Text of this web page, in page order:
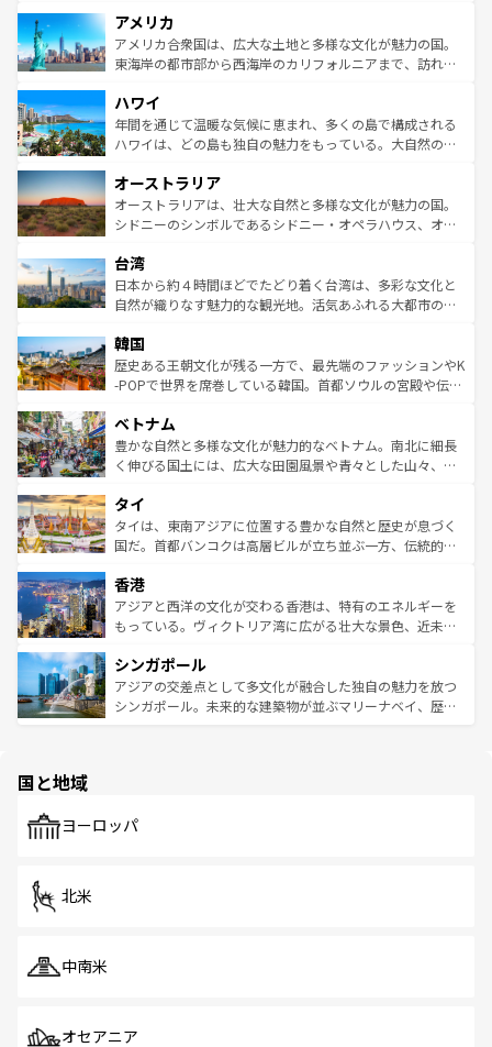
ンツ一覧を参照してほしい。
の建物がそのまま残る町や、スイスならではのユニークな
博物館もあり、アルプス観光だけでなく町歩きも満喫する
ことができる。国民の所得が高いため物価も高いが、旅行
ば市内交通費無料で観光を楽しむこともできる。 なお、新
着のスイス情報はコンテンツ一覧 を参照してほしい。
アメリカ
アメリカ合衆国は、広大な土地と多様な文化が魅力の国。
東海岸の都市部から西海岸のカリフォルニアまで、訪れる
のような巨大都市は、観光、ショッピング、エンターテイ
ンメントが詰まった刺激的なスポットだ。一方、アメリカ
西部には大自然が広がり、グランドキャニオンやイエロー
部のニューオーリンズでは、音楽と美食が融合した独特の
文化が魅力。旅行者はアメリカの各地域で異なる魅力を楽
しみながら、その多様性と豊かな歴史を感じることができ
ならではの贅沢な旅のスタイルだ。 なお、新着のアメリカ
情報はコンテンツ一覧を参照してほしい。
ハワイ
年間を通じて温暖な気候に恵まれ、多くの島で構成される
ハワイは、どの島も独自の魅力をもっている。大自然の神
ワイ島は見逃せない。また、定番の観光地といえばオアフ
島だが、静かな自然を求めるならマウイ島やカウアイ島が
おすすめ。エメラルドグリーンに輝く海をはじめ、豊かな
れるおもてなしの心で訪れる人々を迎えてくれるハワイの
人々、おいしいローカルフードやハワイアンミュージッ
ク、伝統的なフラダンスなど、すべてがハワイの魅力を彩
ワイを、存分に味わってほしい。 なお、新着のハワイ情報
はコンテンツ一覧を参照してほしい。
オーストラリア
オーストラリアは、壮大な自然と多様な文化が魅力の国。
シドニーのシンボルであるシドニー・オペラハウス、オー
リアリーフや大陸中央部にそびえるウルル（エアーズロッ
ク）、タスマニアの美しい原生林やケアンズの熱帯雨林な
ど、見どころがたくさん。また、カフェやワイン、オージ
いる。アクティビティも充実しており、サーフィンやダイ
ビング、ハイキングなど、アウトドア好きにはたまらな
い。オーストラリアの多彩な魅力を存分に味わいつくそ
参照してほしい。
台湾
日本から約４時間ほどでたどり着く台湾は、多彩な文化と
自然が織りなす魅力的な観光地。活気あふれる大都市の台
ン）、静ひつな山岳地帯である台湾東部など、都市の喧騒
と山間の静けさが共存しており、訪れる人に新しい発見と
驚きをもたらしてくれる。また、奥深い台湾の食文化も魅
容にもいいと評判のスイーツなど、バラエティ豊かな料理
が味わえる。 なお、新着の台湾情報は コンテンツ一覧を参
照してほしい。
韓国
歴史ある王朝文化が残る一方で、最先端のファッションやK
-POPで世界を席巻している韓国。首都ソウルの宮殿や伝統
き、地方に足を延ばせば四季折々の自然美を楽しむことが
できる。そして、キムチや焼肉、絶品のストリートフード
まで、さまざまな韓国料理が待っている。夜には、韓国な
リティに包まれながら、韓国の多彩な魅力を心ゆくまで味
わってみてほしい。 なお、新着の韓国情報はコンテンツ一
覧を参照してほしい。
ベトナム
豊かな自然と多様な文化が魅力的なベトナム。南北に細長
く伸びる国土には、広大な田園風景や青々とした山々、世
急速な発展と共に伝統が息づく。ハノイの古い町並みやホ
ーチミン市のフランス統治時代の建物も、独特の雰囲気を
醸し出している。また、バラエティの豊かさとおいしさで
とつ。フォーやバインミー、ベトナムコーヒーなどは、ぜ
ひ現地で味わいたい。どの地域を訪れてもあたたかい人々
が旅行者を迎えてくれるので、きっと忘れられない旅にな
参照してほしい。
タイ
タイは、東南アジアに位置する豊かな自然と歴史が息づく
国だ。首都バンコクは高層ビルが立ち並ぶ一方、伝統的な
の活気が交差している。北部ではチェンマイなどの山岳地
帯で自然と触れ合い、南部ではプーケットやクラビの美し
いビーチでリゾート気分を楽しむことができる。タイ料理
激する。気候は一年中温暖で、どの季節にも異なる楽しみ
が待っている。親しみやすいタイの人々、仏教を中心とし
た文化、そして多様な観光資源が、訪れる旅人を魅了し続
香港
アジアと西洋の文化が交わる香港は、特有のエネルギーを
もっている。ヴィクトリア湾に広がる壮大な景色、近未来
み、どこを訪れても感動するはず。観光スポットが密集し
ており、効率よく見どころを回れるのも魅力。息をのむよ
うな絶景から文化的な体験まで、香港を存分に楽しみ尽く
シンガポール
アジアの交差点として多文化が融合した独自の魅力を放つ
シンガポール。未来的な建築物が並ぶマリーナベイ、歴史
で、ホーカーズは地元の風情を楽しめる外せないスポット
国と地域
ヨーロッパ
北米
中南米
オセアニア